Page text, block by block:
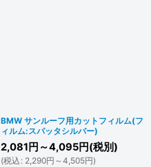
BMW サンルーフ用カットフィルム(フ
ィルム:スパッタシルバー)
2,081 円 ～4,095円(税別)
(税込 : 2,290円 ～4,505円)